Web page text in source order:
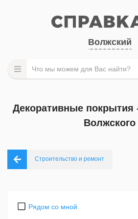
Волжский
Декоративные покрытия
Волжского
Строительство и ремонт
Рядом со мной